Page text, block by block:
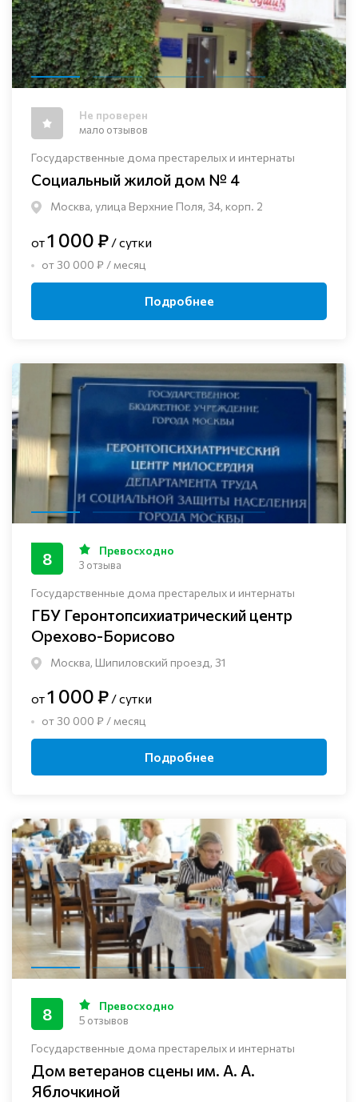
Государственные дома престарелых и интернаты
Социальный жилой дом № 4
Москва, улица Верхние Поля, 34, корп. 2
Не проверен
мало отзывов
от1 000 ₽ / сутки
от 30 000 ₽ / месяц
Подробнее
Государственные дома престарелых и интернаты
ГБУ Геронтопсихиатрический центр
Орехово-Борисово
Москва, Шипиловский проезд, 31
8 Превосходно
3 отзыва
от1 000 ₽ / сутки
от 30 000 ₽ / месяц
Подробнее
Государственные дома престарелых и интернаты
Дом ветеранов сцены им. А. А.
Яблочкиной
8 Превосходно
5 отзывов